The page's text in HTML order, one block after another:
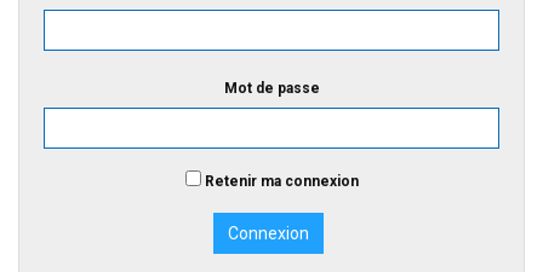
Mot de passe
Retenir ma connexion